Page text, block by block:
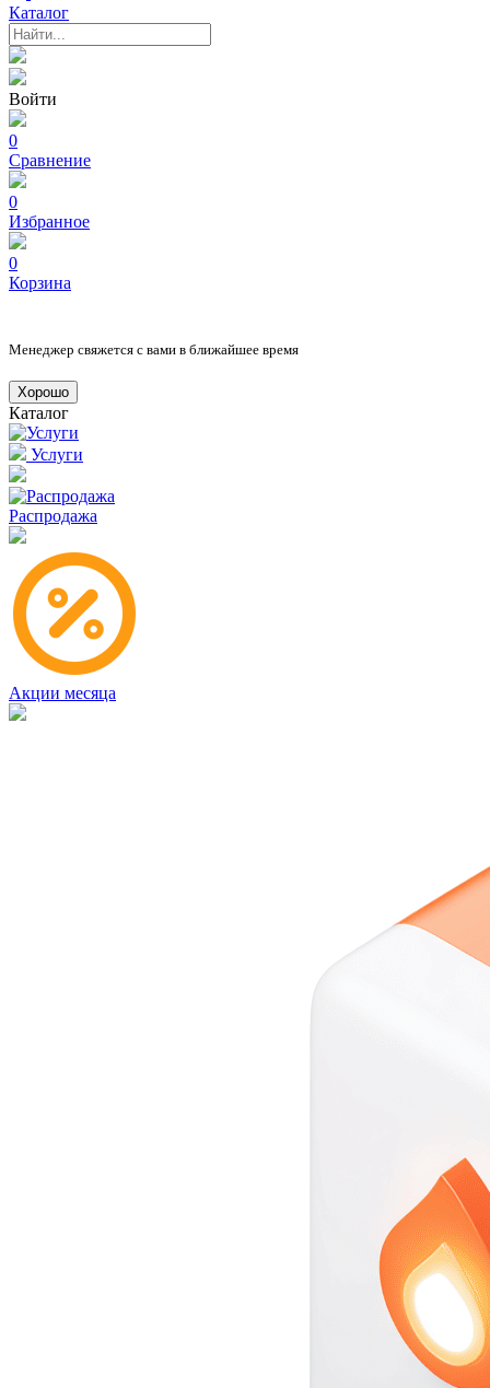
Каталог
Войти
0
Сравнение
0
Избранное
0
Корзина
Менеджер свяжется с вами в ближайшее время
Хорошо
Каталог
Услуги
Распродажа
Акции месяца